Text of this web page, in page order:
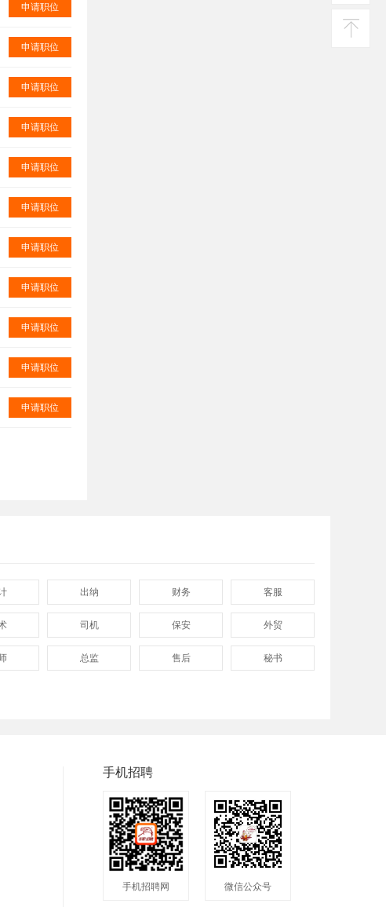
申请职位
申请职位
申请职位
申请职位
申请职位
申请职位
申请职位
申请职位
申请职位
申请职位
申请职位
出纳 财务 客服
司机 保安 外贸
总监 售后 秘书
手机招聘
手机招聘网 微信公众号
建议